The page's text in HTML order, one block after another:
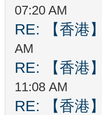
07:20 AM
RE: 【香港
AM
RE: 【香港
11:08 AM
RE: 【香港